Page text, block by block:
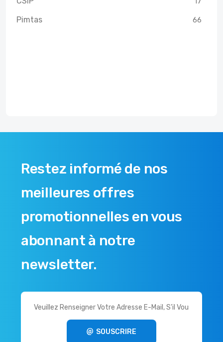
Pimtas 66
Restez informé de nos
meilleures offres
promotionnelles en vous
abonnant à notre
newsletter.
SOUSCRIRE